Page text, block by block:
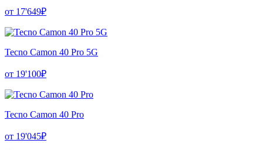
от 17'649₽
Tecno Camon 40 Pro 5G
от 19'100₽
Tecno Camon 40 Pro
от 19'045₽